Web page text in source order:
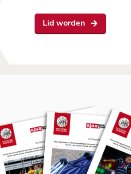
Lid worden